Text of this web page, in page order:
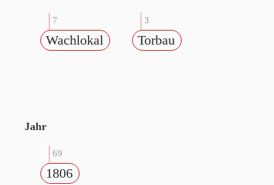
7
Wachlokal
3
Torbau
Jahr
69
1806